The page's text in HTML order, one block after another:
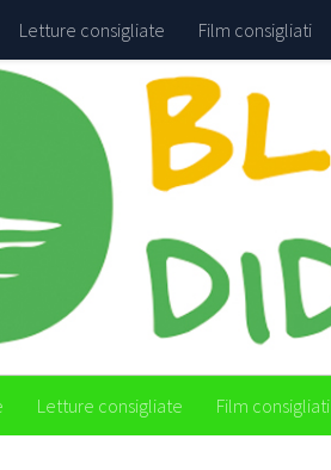
Letture consigliate Film consigliati
Letture consigliate Film consigliati